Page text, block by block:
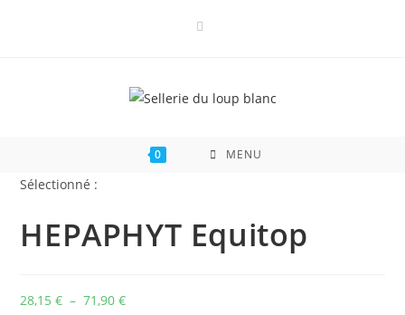
0 MENU
Sélectionné :
HEPAPHYT Equitop
28,15€ – 71,90€Plage